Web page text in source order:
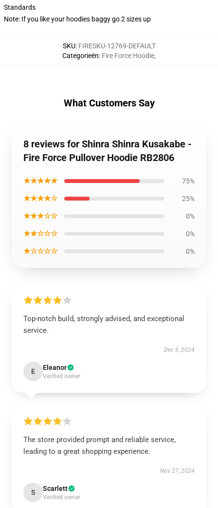
Standards
Note: If you like your hoodies baggy go 2 sizes up
SKU: FIRESKU-12769-DEFAULT
Categorieën: Fire Force Hoodie,
What Customers Say
8 reviews for Shinra Shinra Kusakabe -
Fire Force Pullover Hoodie RB2806
★★★★★ 75%
★★★★☆ 25%
★★★☆☆ 0%
★★☆☆☆ 0%
★☆☆☆☆ 0%
Top-notch build, strongly advised, and exceptional
service.
Dec 6, 2024
E Eleanor
Verified owner
The store provided prompt and reliable service,
leading to a great shopping experience.
Nov 27, 2024
S Scarlett
Verified owner